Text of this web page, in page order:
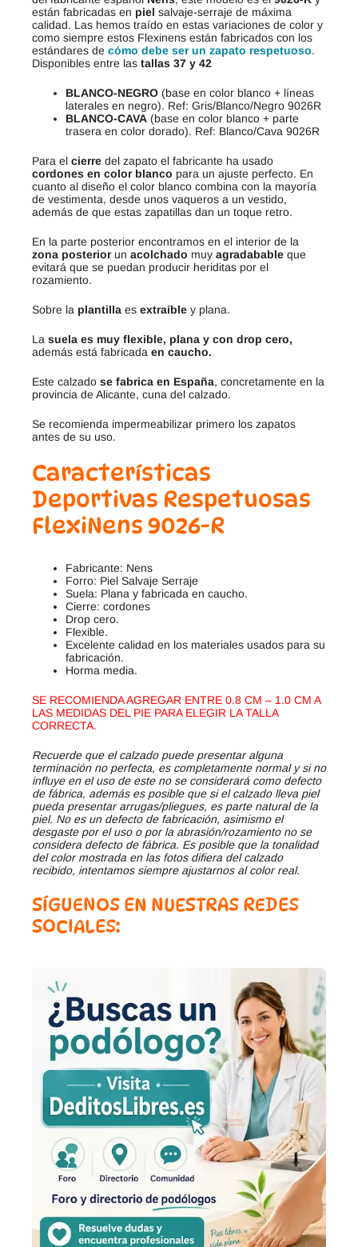
están fabricadas en piel salvaje-serraje de máxima
calidad. Las hemos traído en estas variaciones de color y
como siempre estos Flexinens están fabricados con los
estándares de cómo debe ser un zapato respetuoso.
Disponibles entre las tallas 37 y 42
BLANCO-NEGRO (base en color blanco + líneas
laterales en negro). Ref: Gris/Blanco/Negro 9026R
BLANCO-CAVA (base en color blanco + parte
trasera en color dorado). Ref: Blanco/Cava 9026R
Para el cierre del zapato el fabricante ha usado
cordones en color blanco para un ajuste perfecto. En
cuanto al diseño el color blanco combina con la mayoría
de vestimenta, desde unos vaqueros a un vestido,
además de que estas zapatillas dan un toque retro.
En la parte posterior encontramos en el interior de la
zona posteriorun acolchado muy agradabable que
evitará que se puedan producir heriditas por el
rozamiento.
Sobre la plantilla es extraíble y plana.
La suela es muy flexible, plana y con drop cero,
además está fabricada en caucho.
Este calzado se fabrica en España, concretamente en la
provincia de Alicante, cuna del calzado.
Se recomienda impermeabilizar primero los zapatos
antes de su uso.
Características
Deportivas Respetuosas
FlexiNens 9026-R
Fabricante: Nens
Forro: Piel Salvaje Serraje
Suela: Plana y fabricada en caucho.
Cierre: cordones
Drop cero.
Flexible.
Excelente calidad en los materiales usados para su
fabricación.
Horma media.
SE RECOMIENDA AGREGAR ENTRE 0.8 CM – 1.0 CM A
LAS MEDIDAS DEL PIE PARA ELEGIR LA TALLA
CORRECTA.
Recuerde que el calzado puede presentar alguna
terminación no perfecta, es completamente normal y si no
influye en el uso de este no se considerará como defecto
de fábrica, además es posible que si el calzado lleva piel
pueda presentar arrugas/pliegues, es parte natural de la
piel. No es un defecto de fabricación, asimismo el
desgaste por el uso o por la abrasión/rozamiento no se
considera defecto de fábrica. Es posible que la tonalidad
del color mostrada en las fotos difiera del calzado
recibido, intentamos siempre ajustarnos al color real.
SÍGUENOS EN NUESTRAS REDES
SOCIALES: